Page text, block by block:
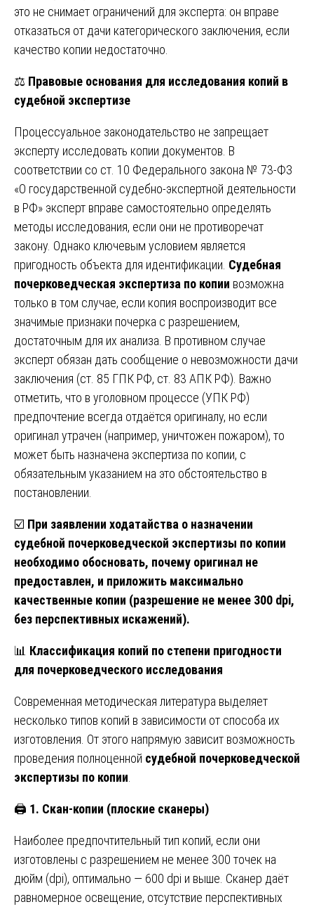
это не снимает ограничений для эксперта: он вправе
отказаться от дачи категорического заключения, если
качество копии недостаточно.
⚖️ Правовые основания для исследования копий в
судебной экспертизе
Процессуальное законодательство не запрещает
эксперту исследовать копии документов. В
соответствии со ст. 10 Федерального закона № 73-ФЗ
«О государственной судебно-экспертной деятельности
в РФ» эксперт вправе самостоятельно определять
методы исследования, если они не противоречат
закону. Однако ключевым условием является
пригодность объекта для идентификации. Судебная
почерковедческая экспертиза по копии возможна
только в том случае, если копия воспроизводит все
значимые признаки почерка с разрешением,
достаточным для их анализа. В противном случае
эксперт обязан дать сообщение о невозможности дачи
заключения (ст. 85 ГПК РФ, ст. 83 АПК РФ). Важно
отметить, что в уголовном процессе (УПК РФ)
предпочтение всегда отдаётся оригиналу, но если
оригинал утрачен (например, уничтожен пожаром), то
может быть назначена экспертиза по копии, с
обязательным указанием на это обстоятельство в
постановлении.
☑️ При заявлении ходатайства о назначении
судебной почерковедческой экспертизы по копии
необходимо обосновать, почему оригинал не
предоставлен, и приложить максимально
качественные копии (разрешение не менее 300 dpi,
без перспективных искажений).
📊 Классификация копий по степени пригодности
для почерковедческого исследования
Современная методическая литература выделяет
несколько типов копий в зависимости от способа их
изготовления. От этого напрямую зависит возможность
проведения полноценной судебной почерковедческой
экспертизы по копии
🖨️ 1. Скан-копии (плоские сканеры)
Наиболее предпочтительный тип копий, если они
изготовлены с разрешением не менее 300 точек на
дюйм (dpi), оптимально — 600 dpi и выше. Сканер даёт
равномерное освещение, отсутствие перспективных